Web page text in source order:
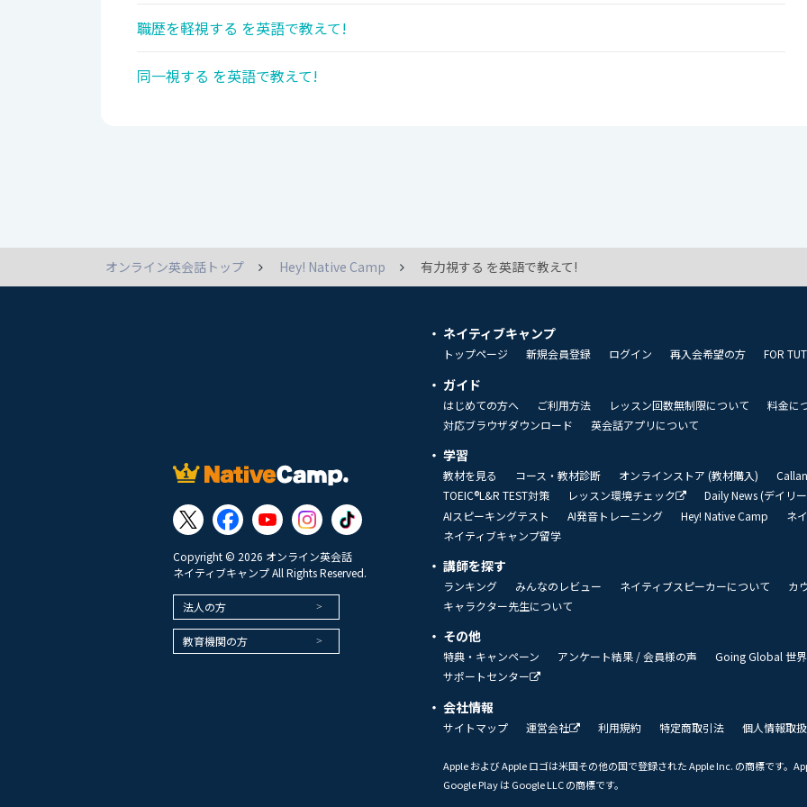
職歴を軽視する を英語で教えて!
同一視する を英語で教えて!
オンライン英会話トップ Hey! Native Camp 有力視する を英語で教えて!
Copyright © 2026 オンライン英会話
ネイティブキャンプ All Rights Reserved.
法人の方
教育機関の方
ネイティブキャンプ
トップページ 新規会員登録 ログイン 再入会希望の方 FOR
ガイド
はじめての方へ ご利用方法 レッスン回数無制限について
料金に
対応ブラウザダウンロード
英会話アプリについて
学習
教材を見る コース・教材診断 オンラインストア (教材購入)
TOEIC®L&R TEST対策
レッスン環境チェック
Daily News (デイリ
AIスピーキングテスト
AI発音トレーニング Hey! Native Camp
ネ
ネイティブキャンプ留学
講師を探す
ランキング みんなのレビュー ネイティブスピーカーについて
カ
キャラクター先生について
その他
特典・キャンペーン アンケート結果 / 会員様の声
Going Global 世
サポートセンター
会社情報
サイトマップ 運営会社 利用規約 特定商取引法 個人情報取
Apple および Apple ロゴは米国その他の国で登録された Apple Inc. の商標です。
Google Play は Google LLC の商標です。